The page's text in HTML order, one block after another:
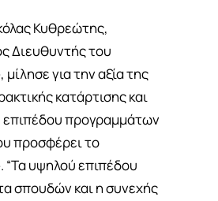
Κυθρεώτης,
Διευθυντής του
για την αξία της
κατάρτισης και
προγραμμάτων
προσφέρει το
υψηλού επιπέδου
σπουδών και η συνεχής